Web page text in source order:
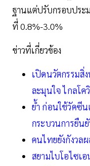
ฐานแต่ปรับกรอบประ
ที่ 0.8%-3.0%
ข่าวที่เกี่ยวข้อง
เปิดนวัตกรรมสิ่
ละมุนใจ ไกลโค
ย้ำ ก่อนใช้วัคซี
กระบวนการยื
คนไทยยังกังวล
สยามไบโอไซเ